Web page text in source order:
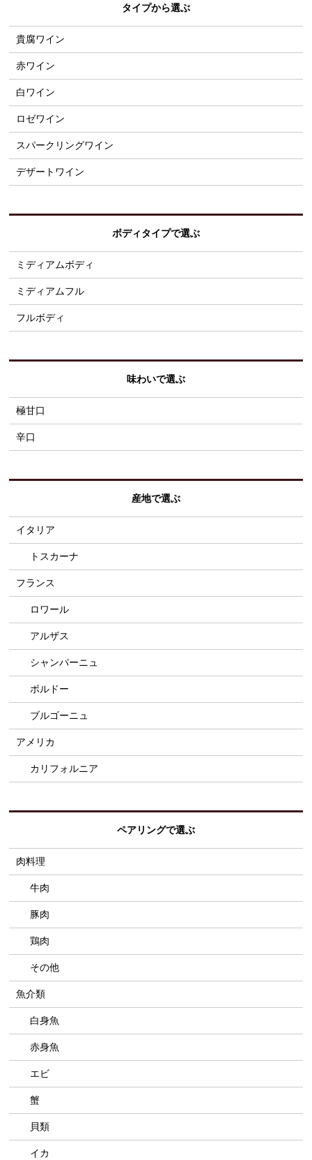
タイプから選ぶ
貴腐ワイン
赤ワイン
白ワイン
ロゼワイン
スパークリングワイン
デザートワイン
ボディタイプで選ぶ
ミディアムボディ
ミディアムフル
フルボディ
味わいで選ぶ
極甘口
辛口
産地で選ぶ
イタリア
トスカーナ
フランス
ロワール
アルザス
シャンパーニュ
ボルドー
ブルゴーニュ
アメリカ
カリフォルニア
ペアリングで選ぶ
肉料理
牛肉
豚肉
鶏肉
その他
魚介類
白身魚
赤身魚
エビ
蟹
貝類
イカ